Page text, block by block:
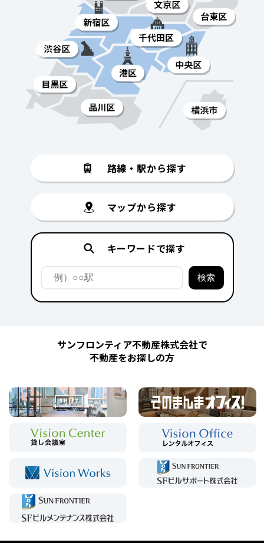
路線・駅から探す
マップから探す
キーワードで探す
サンフロンティア不動産株式会社で
不動産をお探しの方